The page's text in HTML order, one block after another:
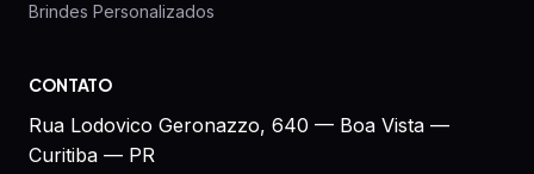
Brindes Personalizados
CONTATO
Rua Lodovico Geronazzo, 640 — Boa Vista —
Curitiba — PR